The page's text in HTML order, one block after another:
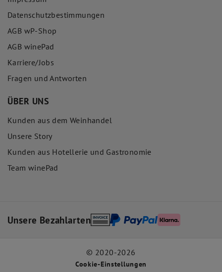
Datenschutzbestimmungen
AGB wP-Shop
AGB winePad
Karriere/Jobs
Fragen und Antworten
ÜBER UNS
Kunden aus dem Weinhandel
Unsere Story
Kunden aus Hotellerie und Gastronomie
Team winePad
Unsere Bezahlarten
© 2020-2026
Cookie-Einstellungen